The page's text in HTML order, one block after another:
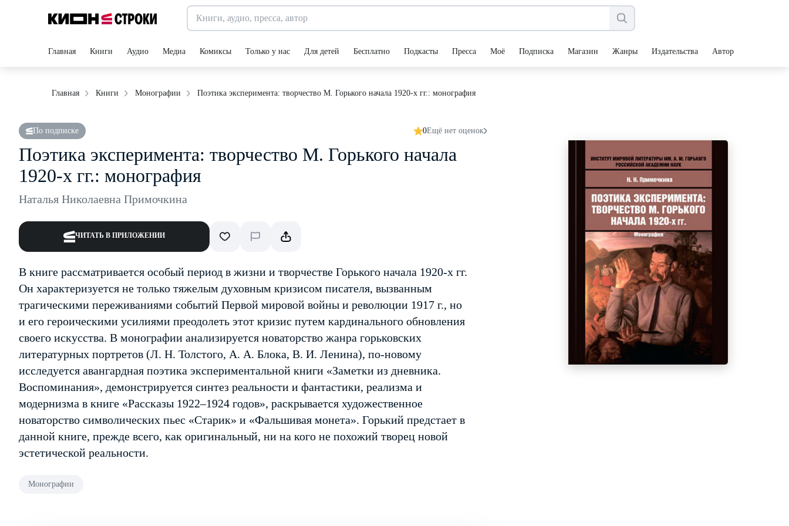
Главная Книги Аудио Медиа Комиксы Только у нас Для детей Бесплатно Подкасты Пресса Моё Подписка Магазин Жанры Издательства Авторы
Главная Книги Монографии Поэтика эксперимента: творчество М. Горького начала 1920-х гг.: монография
По подписке 0Ещё нет оценок
Поэтика эксперимента: творчество М. Горького начала
1920-х гг.: монография
Наталья Николаевна Примочкина
ЧИТАТЬ В ПРИЛОЖЕНИИ
В книге рассматривается особый период в жизни и творчестве Горького начала 1920-х гг.
Он характеризуется не только тяжелым духовным кризисом писателя, вызванным
трагическими переживаниями событий Первой мировой войны и революции 1917 г., но
и его героическими усилиями преодолеть этот кризис путем кардинального обновления
своего искусства. В монографии анализируется новаторство жанра горьковских
литературных портретов (Л. Н. Толстого, А. А. Блока, В. И. Ленина), по-новому
исследуется авангардная поэтика экспериментальной книги «Заметки из дневника.
Воспоминания», демонстрируется синтез реальности и фантастики, реализма и
модернизма в книге «Рассказы 1922–1924 годов», раскрывается художественное
новаторство символических пьес «Старик» и «Фальшивая монета». Горький предстает в
данной книге, прежде всего, как оригинальный, ни на кого не похожий творец новой
эстетической реальности.
Монографии